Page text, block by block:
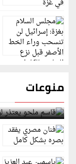
منوعات
قاسم ملحو يعتذر